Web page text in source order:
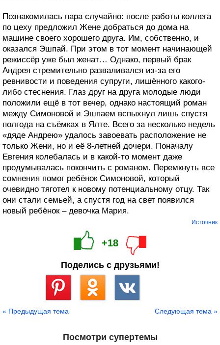
Познакомилась пара случайно: после работы коллега
по цеху предложил Жене добраться до дома на
машине своего хорошего друга. Им, собственно, и
оказался Эшпай. При этом в тот момент начинающей
режиссёр уже был женат… Однако, первый брак
Андрея стремительно разваливался из-за его
ревнивости и поведения супруги, лишённого какого-
либо стеснения. Глаз друг на друга молодые люди
положили ещё в тот вечер, однако настоящий роман
между Симоновой и Эшпаем вспыхнул лишь спустя
полгода на съёмках в Ялте. Всего за несколько недель
«дяде Андрею» удалось завоевать расположение не
только Жени, но и её 8-летней дочери. Поначалу
Евгения колебалась и в какой-то момент даже
продумывалась покончить с романом. Перемкнуть все
сомнения помог ребёнок Симоновой, который
очевидно тяготел к новому потенциальному отцу. Так
они стали семьей, а спустя год на свет появился
новый ребёнок – девочка Мария.
Источник
+18
Поделись с друзьями!
« Предыдущая тема Следующая тема »
Посмотри супертемы